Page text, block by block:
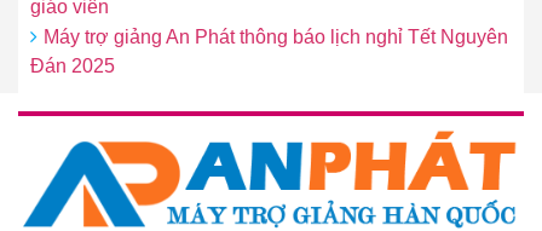
giáo viên
Máy trợ giảng An Phát thông báo lịch nghỉ Tết Nguyên
Đán 2025